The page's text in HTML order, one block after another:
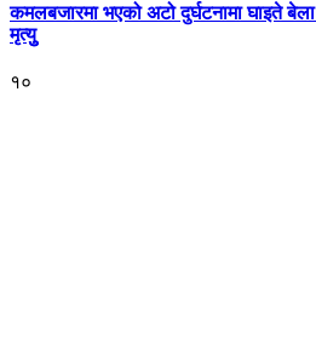
कमलबजारमा भएको अटो दुर्घटनामा घाइते
मृत्युु
१०